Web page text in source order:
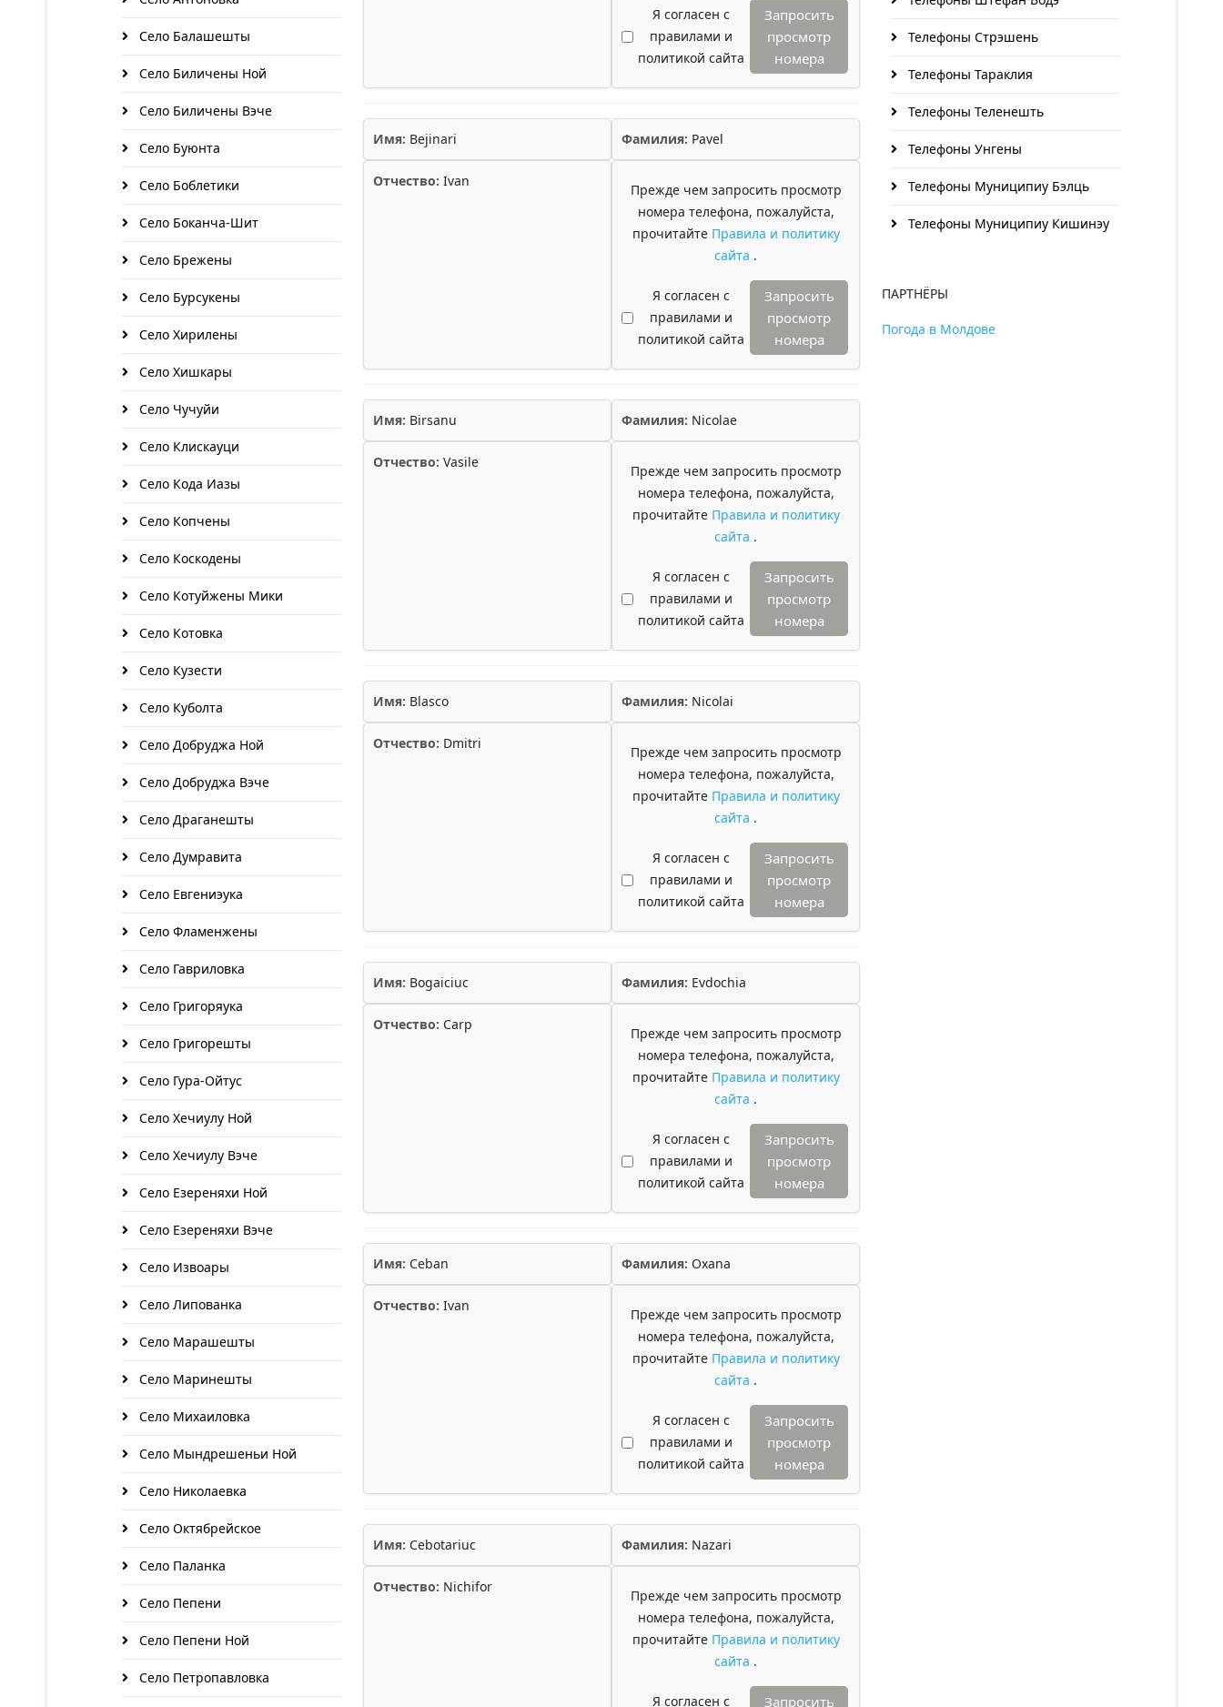
Село Балашешты
Село Биличены Ной
Село Биличены Вэче
Село Буюнта
Село Боблетики
Село Боканча-Шит
Село Брежены
Село Бурсукены
Село Хирилены
Село Хишкары
Село Чучуйи
Село Клискауци
Село Кода Иазы
Село Копчены
Село Коскодены
Село Котуйжены Мики
Село Котовка
Село Кузести
Село Куболта
Село Добруджа Ной
Село Добруджа Вэче
Село Драганешты
Село Думравита
Село Евгениэука
Село Фламенжены
Село Гавриловка
Село Григоряука
Село Григорешты
Село Гура-Ойтус
Село Хечиулу Ной
Село Хечиулу Вэче
Село Езереняхи Ной
Село Езереняхи Вэче
Село Извоары
Село Липованка
Село Марашешты
Село Маринешты
Село Михаиловка
Село Мындрешеньи Ной
Село Николаевка
Село Октябрейское
Село Паланка
Село Пепени
Село Пепени Ной
Село Петропавловка
Я согласен с
правилами и
политикой сайта
Запросить
просмотр
номера
Имя: Bejinari Фамилия: Pavel
Отчество: Ivan
Прежде чем запросить просмотр
номера телефона, пожалуйста,
прочитайте Правила и политику
сайта .
Я согласен с
правилами и
политикой сайта
Запросить
просмотр
номера
Имя: Birsanu Фамилия: Nicolae
Отчество: Vasile
Прежде чем запросить просмотр
номера телефона, пожалуйста,
прочитайте Правила и политику
сайта .
Я согласен с
правилами и
политикой сайта
Запросить
просмотр
номера
Имя: Blasco Фамилия: Nicolai
Отчество: Dmitri
Прежде чем запросить просмотр
номера телефона, пожалуйста,
прочитайте Правила и политику
сайта .
Я согласен с
правилами и
политикой сайта
Запросить
просмотр
номера
Имя: Bogaiciuc Фамилия: Evdochia
Отчество: Carp
Прежде чем запросить просмотр
номера телефона, пожалуйста,
прочитайте Правила и политику
сайта .
Я согласен с
правилами и
политикой сайта
Запросить
просмотр
номера
Имя: Ceban Фамилия: Oxana
Отчество: Ivan
Прежде чем запросить просмотр
номера телефона, пожалуйста,
прочитайте Правила и политику
сайта .
Я согласен с
правилами и
политикой сайта
Запросить
просмотр
номера
Имя: Cebotariuc Фамилия: Nazari
Отчество: Nichifor
Прежде чем запросить просмотр
номера телефона, пожалуйста,
прочитайте Правила и политику
сайта .
Я согласен с Запросить
Телефоны Стрэшень
Телефоны Тараклия
Телефоны Теленешть
Телефоны Унгены
Телефоны Муниципиу Бэлць
Телефоны Муниципиу Кишинэу
ПАРТНЁРЫ
Погода в Молдове